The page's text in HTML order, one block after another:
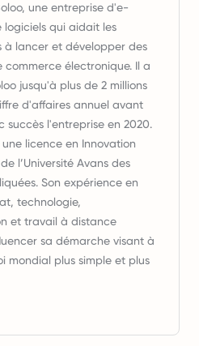
une entreprise d'e-
logiciels qui aidait les
à lancer et développer des
commerce électronique. Il a
jusqu'à plus de 2 millions
d'affaires annuel avant
succès l'entreprise en 2020.
licence en Innovation
l’Université Avans des
Son expérience en
technologie,
et travail à distance
sa démarche visant à
mondial plus simple et plus